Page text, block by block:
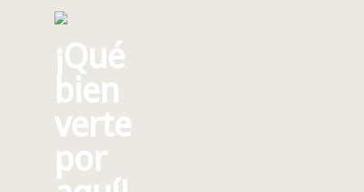
¡Qué
bien
verte
por